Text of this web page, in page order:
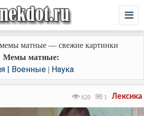
матные — свежие картинки
Мемы матные:
| Военные| Наука
Лексика
620 1